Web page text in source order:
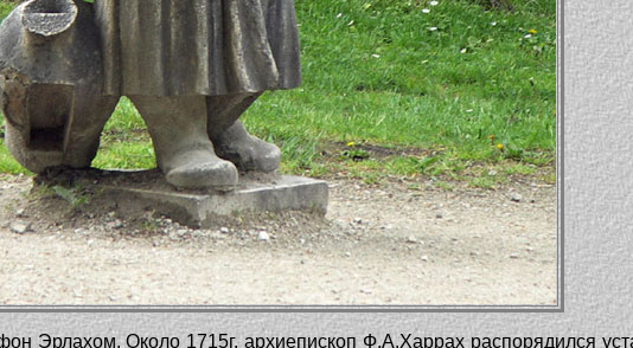
Эрлахом. Около 1715г. архиепископ Ф.А.Харрах распорядился